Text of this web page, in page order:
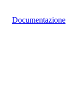
Documentazione